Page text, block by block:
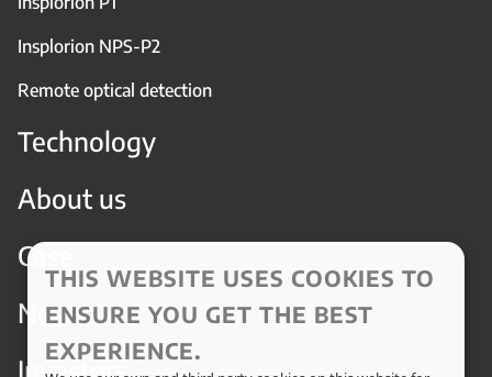
Insplorion NPS-P2
Remote optical detection
Technology
About us
Case
News
Investors
THIS WEBSITE USES COOKIES TO
ENSURE YOU GET THE BEST
EXPERIENCE.